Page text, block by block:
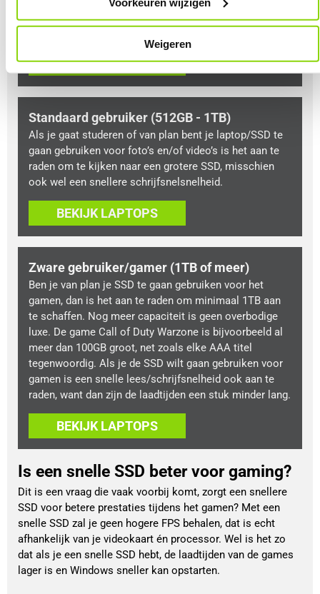
Weigeren
maar het is aan te raden om via een online cloud te
BEKIJK LAPTOPS
Standaard gebruiker (512GB - 1TB)
Als je gaat studeren of van plan bent je laptop/SSD te
gaan gebruiken voor foto’s en/of video’s is het aan te
raden om te kijken naar een grotere SSD, misschien
ook wel een snellere schrijfsnelsnelheid.
BEKIJK LAPTOPS
Zware gebruiker/gamer (1TB of meer)
Ben je van plan je SSD te gaan gebruiken voor het
gamen, dan is het aan te raden om minimaal 1TB aan
te schaffen. Nog meer capaciteit is geen overbodige
luxe. De game Call of Duty Warzone is bijvoorbeeld al
meer dan 100GB groot, net zoals elke AAA titel
tegenwoordig. Als je de SSD wilt gaan gebruiken voor
gamen is een snelle lees/schrijfsnelheid ook aan te
raden, want dan zijn de laadtijden een stuk minder lang.
BEKIJK LAPTOPS
Is een snelle SSD beter voor gaming?
Dit is een vraag die vaak voorbij komt, zorgt een snellere
SSD voor betere prestaties tijdens het gamen? Met een
snelle SSD zal je geen hogere FPS behalen, dat is echt
afhankelijk van je videokaart én processor. Wel is het zo
dat als je een snelle SSD hebt, de laadtijden van de games
lager is en Windows sneller kan opstarten.